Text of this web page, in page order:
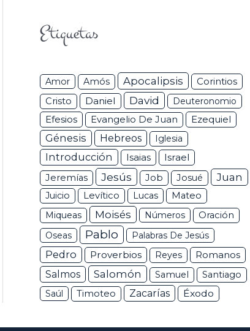
Etiquetas
Amor Amós Apocalipsis Corintios
Cristo Daniel David Deuteronomio
Efesios Evangelio De Juan Ezequiel
Génesis Hebreos Iglesia
Introducción Isaias Israel
Jeremías Jesús Job Josué Juan
Juicio Levítico Lucas
Mateo
Miqueas
Moisés Números
Oración
Oseas
Pablo Palabras De Jesús
Pedro Proverbios Reyes
Romanos
Salmos
Salomón Samuel
Santiago
Saúl
Timoteo Zacarías Éxodo